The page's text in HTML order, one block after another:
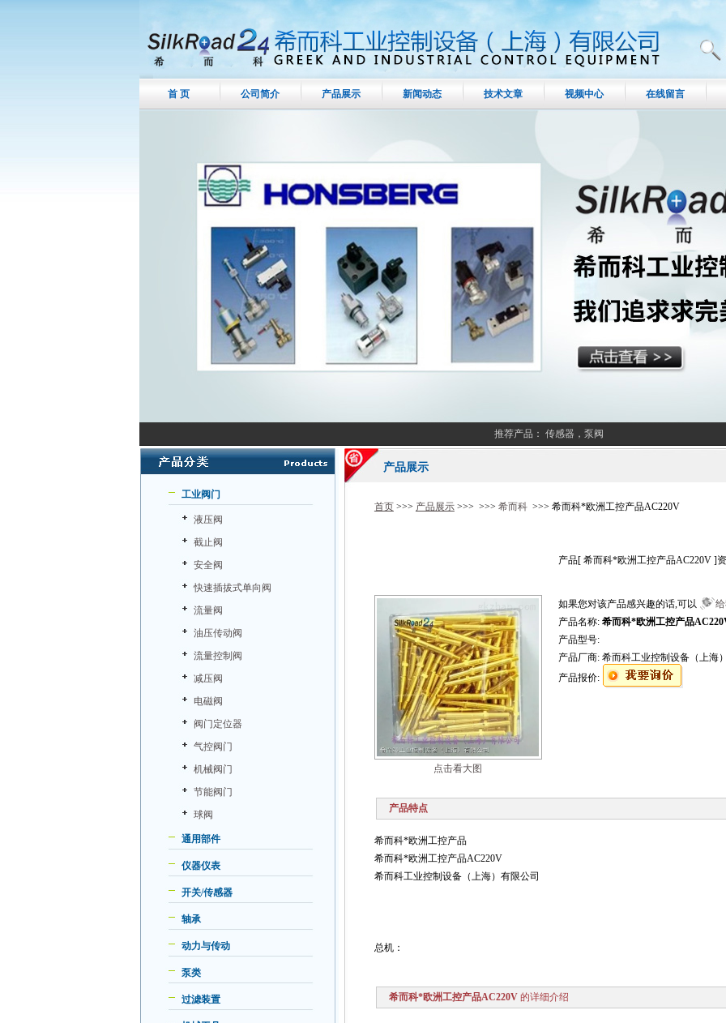
首 页 公司简介 产品展示 新闻动态 技术文章 视频中心 在线留言
推荐产品： 传感器，泵阀
工业阀门
液压阀
截止阀
安全阀
快速插拔式单向阀
流量阀
油压传动阀
流量控制阀
减压阀
电磁阀
阀门定位器
气控阀门
机械阀门
节能阀门
球阀
通用部件
仪器仪表
开关/传感器
轴承
动力与传动
泵类
过滤装置
产品展示
首页>>> 产品展示>>> >>> 希而科>>> 希而科*欧洲工控产品AC220V
产品[希而科*欧洲工控产品AC220V]
点击看大图
如果您对该产品感兴趣的话,可以
产品名称: 希而科*欧洲工控产品
产品型号:
产品厂商: 希而科工业控制设备（上海
产品报价:
产品特点
希而科*欧洲工控产品
希而科*欧洲工控产品AC220V
希而科工业控制设备（上海）有限公司
总机：
希而科*欧洲工控产品AC220V 的详细介绍